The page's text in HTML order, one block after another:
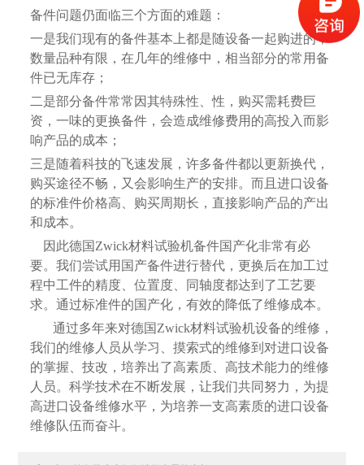
备件问题仍面临三个方面的难题：
一是我们现有的备件基本上都是随设备一起购进的，
数量品种有限，在几年的维修中，相当部分的常用备
件已无库存；
二是部分备件常常因其特殊性、性，购买需耗费巨
资，一味的更换备件，会造成维修费用的高投入而影
响产品的成本；
三是随着科技的飞速发展，许多备件都以更新换代，
购买途径不畅，又会影响生产的安排。而且进口设备
的标准件价格高、购买周期长，直接影响产品的产出
和成本。
因此德国Zwick材料试验机备件国产化非常有必
要。我们尝试用国产备件进行替代，更换后在加工过
程中工件的精度、位置度、同轴度都达到了工艺要
求。通过标准件的国产化，有效的降低了维修成本。
通过多年来对德国Zwick材料试验机设备的维修，
我们的维修人员从学习、摸索式的维修到对进口设备
的掌握、技改，培养出了高素质、高技术能力的维修
人员。科学技术在不断发展，让我们共同努力，为提
高进口设备维修水平，为培养一支高素质的进口设备
维修队伍而奋斗。